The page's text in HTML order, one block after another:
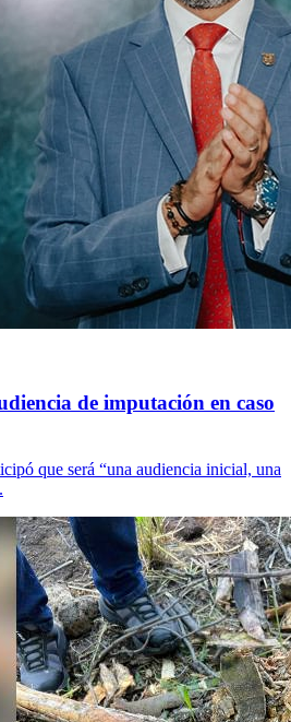
de imputación en caso
que será “una audiencia inicial, una